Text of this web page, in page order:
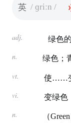
英 / ɡriːn /
adj. 绿色
n. 绿色；
vt. 使……
vi. 变绿色
n.
（